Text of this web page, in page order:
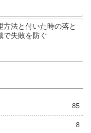
方法と付いた時の落と
で失敗を防ぐ
85
8